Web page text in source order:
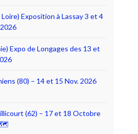
Loire) Exposition à Lassay 3 et 4
Expo de Longages des 13 et
(80) – 14 et 15 Nov. 2026
(62) – 17 et 18 Octobre
🗺